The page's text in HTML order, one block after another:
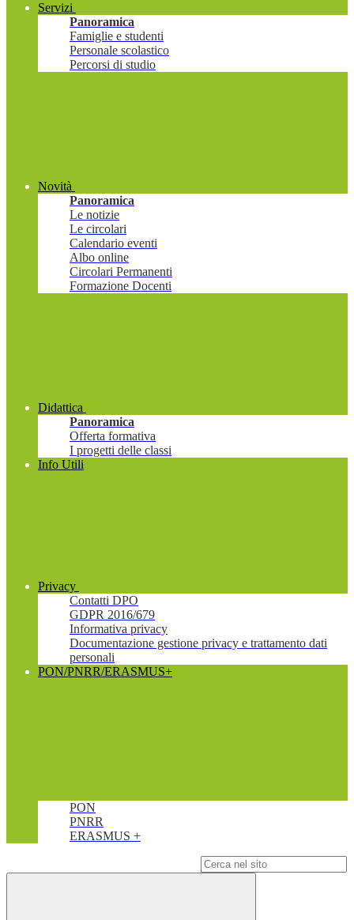
Servizi
Panoramica
Famiglie e studenti
Personale scolastico
Percorsi di studio
Novità
Panoramica
Le notizie
Le circolari
Calendario eventi
Albo online
Circolari Permanenti
Formazione Docenti
Didattica
Panoramica
Offerta formativa
I progetti delle classi
Info Utili
Privacy
Contatti DPO
GDPR 2016/679
Informativa privacy
Documentazione gestione privacy e trattamento dati
personali
PON/PNRR/ERASMUS+
PON
PNRR
ERASMUS +